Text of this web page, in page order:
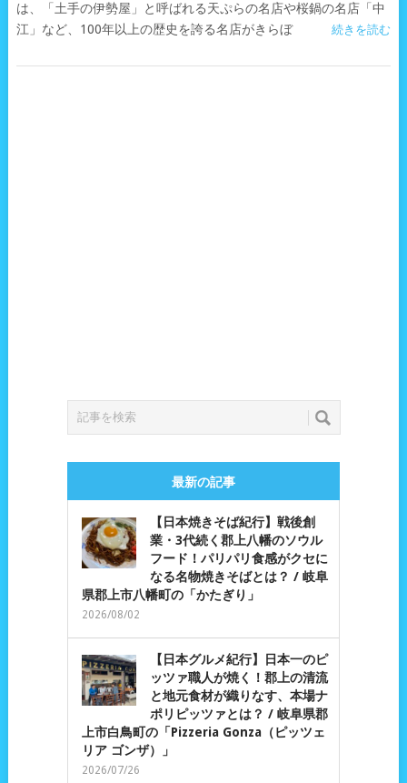
は、「土手の伊勢屋」と呼ばれる天ぷらの名店や桜鍋の名店「中
江」など、100年以上の歴史を誇る名店がきらぼ
続きを読む
最新の記事
【日本焼きそば紀行】戦後創
業・3代続く郡上八幡のソウル
フード！パリパリ食感がクセに
なる名物焼きそばとは？ / 岐阜
県郡上市八幡町の「かたぎり」
2026/08/02
【日本グルメ紀行】日本一のピ
ッツァ職人が焼く！郡上の清流
と地元食材が織りなす、本場ナ
ポリピッツァとは？ / 岐阜県郡
上市白鳥町の「Pizzeria Gonza（ピッツェ
リア ゴンザ）」
2026/07/26